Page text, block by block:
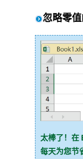
忽略零
太棒了！在
每天为您节